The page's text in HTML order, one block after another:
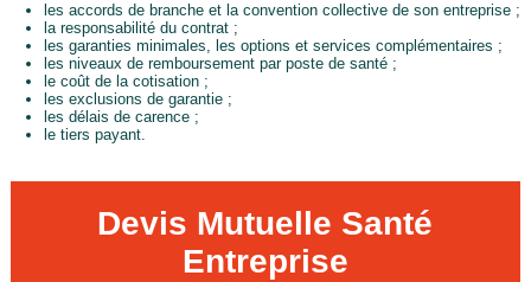
les accords de branche et la convention collective de son entreprise ;
la responsabilité du contrat ;
les garanties minimales, les options et services complémentaires ;
les niveaux de remboursement par poste de santé ;
le coût de la cotisation ;
les exclusions de garantie ;
les délais de carence ;
le tiers payant.
Devis Mutuelle Santé
Entreprise